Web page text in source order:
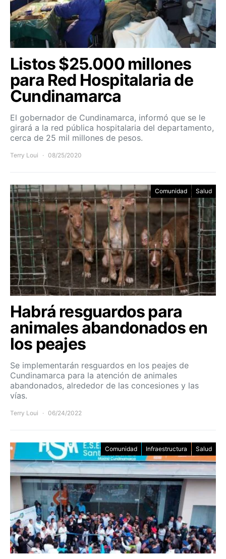
Listos $25.000 millones
para Red Hospitalaria de
Cundinamarca
El gobernador de Cundinamarca, informó que se le
girará a la red pública hospitalaria del departamento,
cerca de 25 mil millones de pesos.
Terry Loui 08/25/2020
Comunidad Salud
Habrá resguardos para
animales abandonados en
los peajes
Se implementarán resguardos en los peajes de
Cundinamarca para la atención de animales
abandonados, alrededor de las concesiones y las
vías.
Terry Loui 06/24/2022
Comunidad Infraestructura Salud